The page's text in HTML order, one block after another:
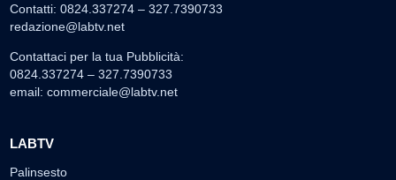
Contatti: 0824.337274 – 327.7390733
redazione@labtv.net
Contattaci per la tua Pubblicità:
0824.337274 – 327.7390733
email: commerciale@labtv.net
LABTV
Palinsesto